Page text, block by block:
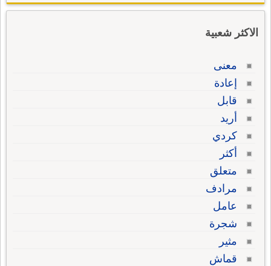
الاكثر شعبية
معنى
إعادة
قابل
أريد
كردي
أكثر
متعلق
مرادف
عامل
شجرة
مثير
قماش